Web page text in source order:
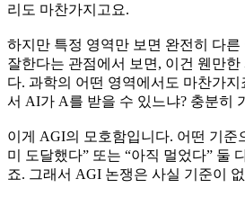
리도 마찬가지고요.
하지만 특정 영역만 보면 완전히 다
잘한다는 관점에서 보면, 이건 웬만한
다. 과학의 어떤 영역에서도 마찬가지
서 AI가 A를 받을 수 있느냐? 충분히
이게 AGI의 모호함입니다. 어떤 기준
미 도달했다” 또는 “아직 멀었다” 둘
죠. 그래서 AGI 논쟁은 사실 기준이